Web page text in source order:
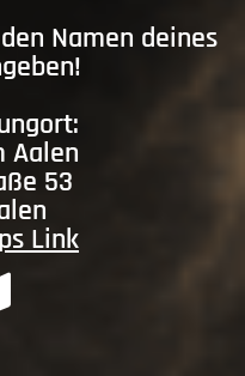
Namen deines
Aalen
53
Link